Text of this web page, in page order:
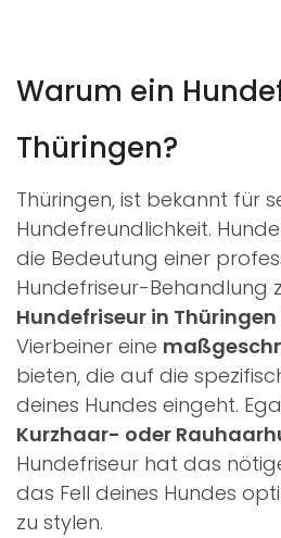
Warum ein
Thüringen?
Thüringen, ist bekannt für
Hundefreundlichkeit.
die Bedeutung einer
Hundefriseur-Behandlung
Hundefriseur in Thüringen
Vierbeiner eine
bieten, die auf die
deines Hundes eingeht.
Kurzhaar- oder
Hundefriseur hat das
das Fell deines Hundes
zu stylen.